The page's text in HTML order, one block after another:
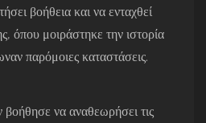
βοήθεια και να ενταχθεί
όπου μοιράστηκε την ιστορία
παρόμοιες καταστάσεις.
βοήθησε να αναθεωρήσει τις